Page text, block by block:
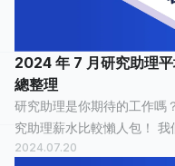
2024 年 7 月研究助理
總整理
研究助理是你期待的工作嗎？ 那千萬別錯過，比薪水特別整理的研
究助理薪水比較懶人包！ 我們為你蒐集了過去半年來臺北市研究助
理的薪水情報，有 30 人分
2024.07.20